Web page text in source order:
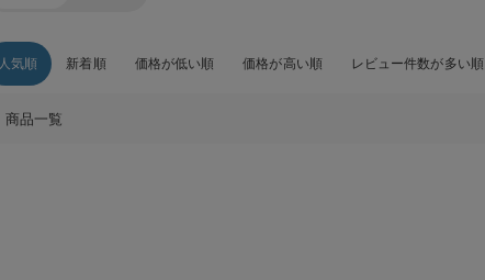
人気順 新着順 価格が低い順 価格が高い順 レビュー件数が多い順
商品一覧